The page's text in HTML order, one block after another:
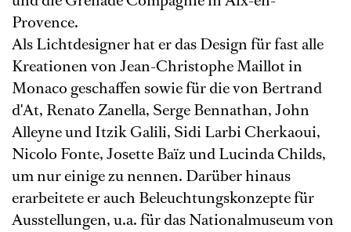
Provence.
Als Lichtdesigner hat er das Design für fast alle
Kreationen von Jean-Christophe Maillot in
Monaco geschaffen sowie für die von Bertrand
d'At, Renato Zanella, Serge Bennathan, John
Alleyne und Itzik Galili, Sidi Larbi Cherkaoui,
Nicolo Fonte, Josette Baïz und Lucinda Childs,
um nur einige zu nennen. Darüber hinaus
erarbeitete er auch Beleuchtungskonzepte für
Ausstellungen, u.a. für das Nationalmuseum von